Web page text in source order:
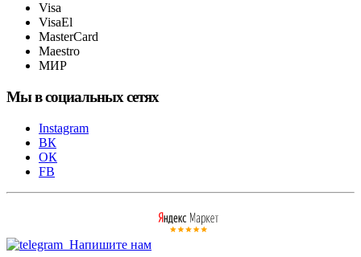
Visa
VisaEl
MasterCard
Maestro
МИР
Мы в социальных сетях
Instagram
ВК
ОК
FB
Напишите нам